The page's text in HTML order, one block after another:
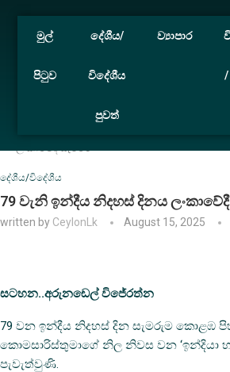
මුල්
පිටුව
දේශීය/
විදේශීය
පුවත්
ව්‍යාපාර
ලංකාවේදී සැමරේ
දේශීය/විදේශීය
79 වැනි ඉන්දීය නිදහස් දිනය
written by CeylonLk August 15, 2025
සටහන..අරුනඩෙල් විජේරත්න
79 වන ඉන්දීය නිදහස් දින සැමරුම කොළඹ
කොමසාරිස්තුමාගේ නිල නිවස වන ‘ඉන්දියා
පැවැත්වුණි.